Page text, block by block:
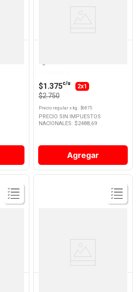
Ver
Producto
$1.375c/u 2x1
$2.750
Precio regularx kg. : $6875
PRECIO SIN IMPUESTOS
NACIONALES: $2488,69
Agregar
Ver
Producto